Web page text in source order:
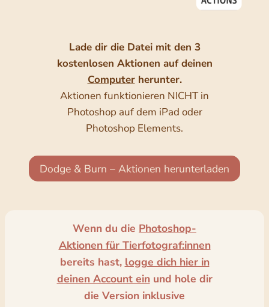
Lade dir die Datei mit den 3
kostenlosen Aktionen auf deinen
Computerherunter.
Aktionen funktionieren NICHT in
Photoshop auf dem iPad oder
Photoshop Elements.
Dodge & Burn – Aktionen herunterladen
Wenn du die Photoshop-
Aktionen für Tierfotograf:innen
bereits hast, logge dich hier in
deinen Account einund hole dir
die Version inklusive